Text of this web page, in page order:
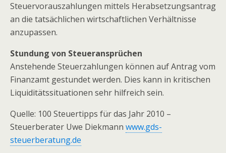
Steuervorauszahlungen mittels Herabsetzungsantrag
an die tatsächlichen wirtschaftlichen Verhältnisse
anzupassen.
Stundung von Steueransprüchen
Anstehende Steuerzahlungen können auf Antrag vom
Finanzamt gestundet werden. Dies kann in kritischen
Liquiditätssituationen sehr hilfreich sein.
Quelle: 100 Steuertipps für das Jahr 2010 –
Steuerberater Uwe Diekmann www.gds-
steuerberatung.de